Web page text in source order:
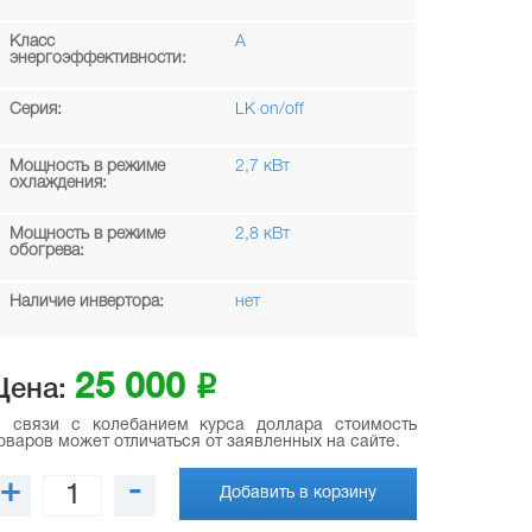
Класс
энергоэффективности:
A
Серия: LK on/off
Мощность в режиме
охлаждения:
2,7 кВт
Мощность в режиме
обогрева:
2,8 кВт
Наличие инвертора: нет
25 000 i
связи с колебанием курса доллара стоимость
может отличаться от заявленных на сайте.
+ - Добавить в корзину